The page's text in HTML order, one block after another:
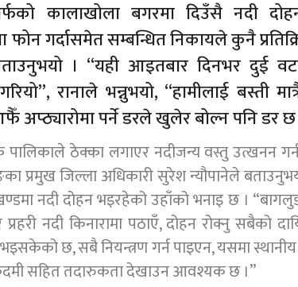
कालाखोला बगरमा दिउँसै नदी
फोन गर्दासमेत सम्बन्धित निकायले कुनै
। “यही आइतबार दिनभर दुई
रानाले भन्नुभयो, “हामीलाई
अप्ठ्यारोमा पर्ने डरले खुलेर बोल्न पनि डर छ
ठेक्का लगाएर नदीजन्य वस्तु उत्खनन गर्न
प्रमुख जिल्ला अधिकारी सुरेश न्यौपानेले
नदी दोहन भइरहेको उहाँको भनाइ छ ।
प्रहरी नदी किनारामा पठाएँ, दोहन रोक्नु सबैको
छ, सबै नियन्त्रण गर्न पाइएन, यसमा
सहित तदारुकता देखाउन आवश्यक छ ।”